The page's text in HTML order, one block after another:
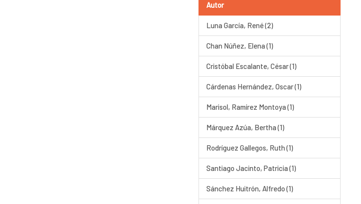
Autor
Luna García, René (2)
Chan Núñez, Elena (1)
Cristóbal Escalante, César (1)
Cárdenas Hernández, Oscar (1)
Marisol, Ramírez Montoya (1)
Márquez Azúa, Bertha (1)
Rodríguez Gallegos, Ruth (1)
Santiago Jacinto, Patricia (1)
Sánchez Huitrón, Alfredo (1)